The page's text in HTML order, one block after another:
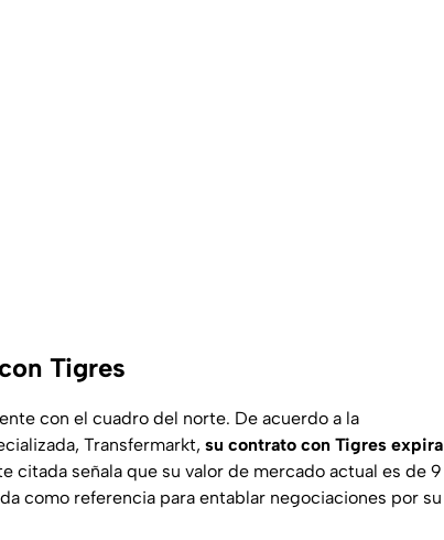
Tigres
con el cuadro del norte. De acuerdo a la
Transfermarkt, su contrato con Tigres expira
citada señala que su valor de mercado actual es de 9
como referencia para entablar negociaciones por su